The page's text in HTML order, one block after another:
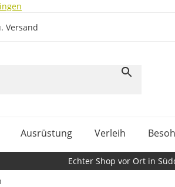
Versand
Ausrüstung Verleih
Echter Shop vor Ort in